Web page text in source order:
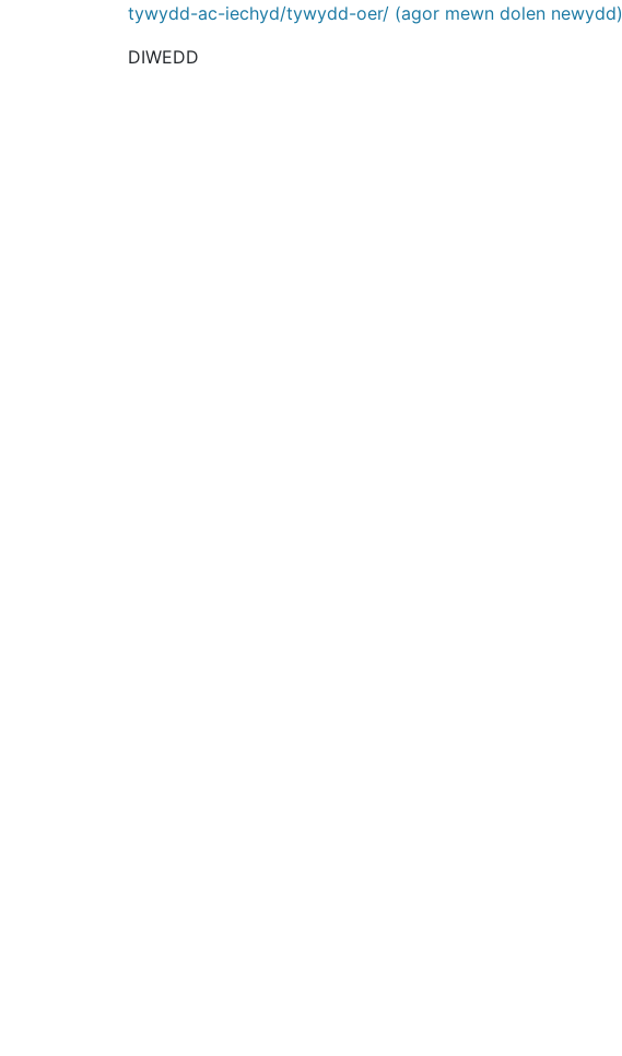
tywydd-ac-iechyd/tywydd-oer/ (agor mewn dolen newydd)
DIWEDD